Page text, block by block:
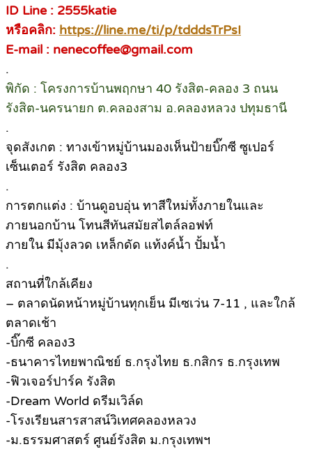
ID Line : 2555katie
หรือคลิก: https://line.me/ti/p/tdddsTrPsI
E-mail : nenecoffee@gmail.com
.
พิกัด : โครงการบ้านพฤกษา 40 รังสิต-คลอง 3 ถนน
รังสิต-นครนายก ต.คลองสาม อ.คลองหลวง ปทุมธานี
.
จุดสังเกต : ทางเข้าหมู่บ้านมองเห็นป้ายบิ๊กซี ซูเปอร์
เซ็นเตอร์ รังสิต คลอง3
.
การตกแต่ง : บ้านดูอบอุ่น ทาสีใหม่ทั้งภายในและ
ภายนอกบ้าน โทนสีทันสมัยสไตล์ลอฟท์
ภายใน มีมุ้งลวด เหล็กดัด แท้งค์น้ำ ปั้มน้ำ
.
สถานที่ใกล้เคียง
– ตลาดนัดหน้าหมู่บ้านทุกเย็น มีเซเว่น 7-11 , และใกล้
ตลาดเช้า
-บิ๊กซี คลอง3
-ธนาคารไทยพาณิชย์ ธ.กรุงไทย ธ.กสิกร ธ.กรุงเทพ
-ฟิวเจอร์ปาร์ค รังสิต
-Dream World ดรีมเวิล์ด
-โรงเรียนสารสาสน์วิเทศคลองหลวง
-ม.ธรรมศาสตร์ ศูนย์รังสิต ม.กรุงเทพฯ